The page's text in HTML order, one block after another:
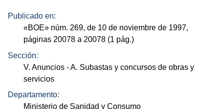
Publicado en:
«BOE» núm. 269, de 10 de noviembre de 1997,
páginas 20078 a 20078 (1 pág.)
Sección:
V. Anuncios - A. Subastas y concursos de obras y
servicios
Departamento:
Ministerio de Sanidad y Consumo